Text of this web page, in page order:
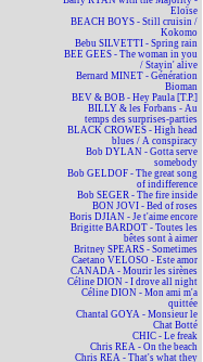
Eloïse
BEACH BOYS - Still cruisin /
Kokomo
Bebu SILVETTI - Spring rain
BEE GEES - The woman in you
/ Stayin' alive
Bernard MINET - Génération
Bioman
BEV & BOB - Hey Paula [T.P.]
BILLY & les Forbans - Au
temps des surprises-parties
BLACK CROWES - High head
blues / A conspiracy
Bob DYLAN - Gotta serve
somebody
Bob GELDOF - The great song
of indifference
Bob SEGER - The fire inside
BON JOVI - Bed of roses
Boris DJIAN - Je t'aime encore
Brigitte BARDOT - Toutes les
bêtes sont à aimer
Britney SPEARS - Sometimes
Caetano VELOSO - Este amor
CANADA - Mourir les sirènes
Céline DION - I drove all night
Céline DION - Mon ami m'a
quittée
Chantal GOYA - Monsieur le
Chat Botté
CHIC - Le freak
Chris REA - On the beach
Chris REA - That's what they